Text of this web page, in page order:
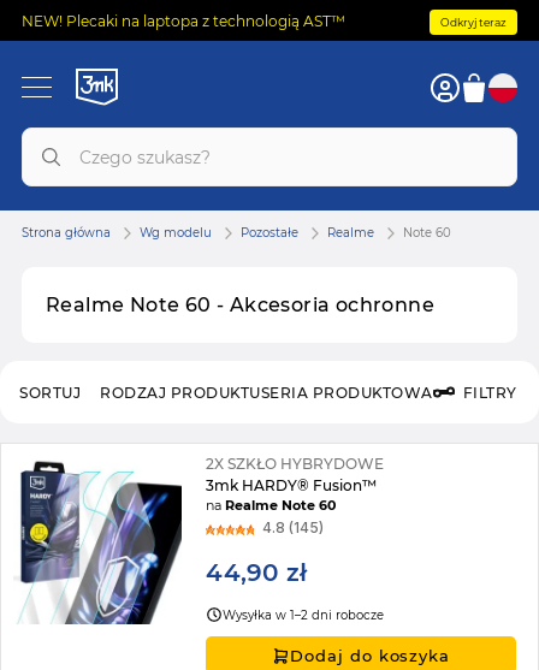
NEW! Plecaki na laptopa z technologią AST™ Odkryj teraz
Realme Note 60 - Akcesoria ochronne
Strona główna Wg modelu Pozostałe Realme Note 60
RODZAJ PRODUKTUSERIA PRODUKTOWA FILTRY
SORTUJ
2X SZKŁO HYBRYDOWE
3mk HARDY® Fusion™
naRealme Note 60
4.8 (145)
44,90 zł
Wysyłka w 1–2 dni robocze
Dodaj do koszyka